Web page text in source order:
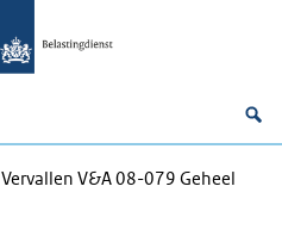
Vervallen V&A 08-079 Geheel